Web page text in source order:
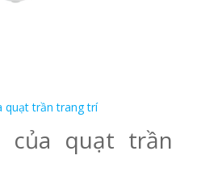
quạt trần trang trí
của quạt trần